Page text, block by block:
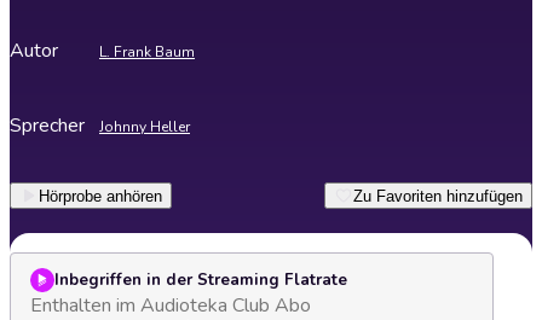
Autor L. Frank Baum
Sprecher Johnny Heller
Hörprobe anhören Zu Favoriten hinzufügen
Inbegriffen in der Streaming Flatrate
Enthalten im Audioteka Club Abo